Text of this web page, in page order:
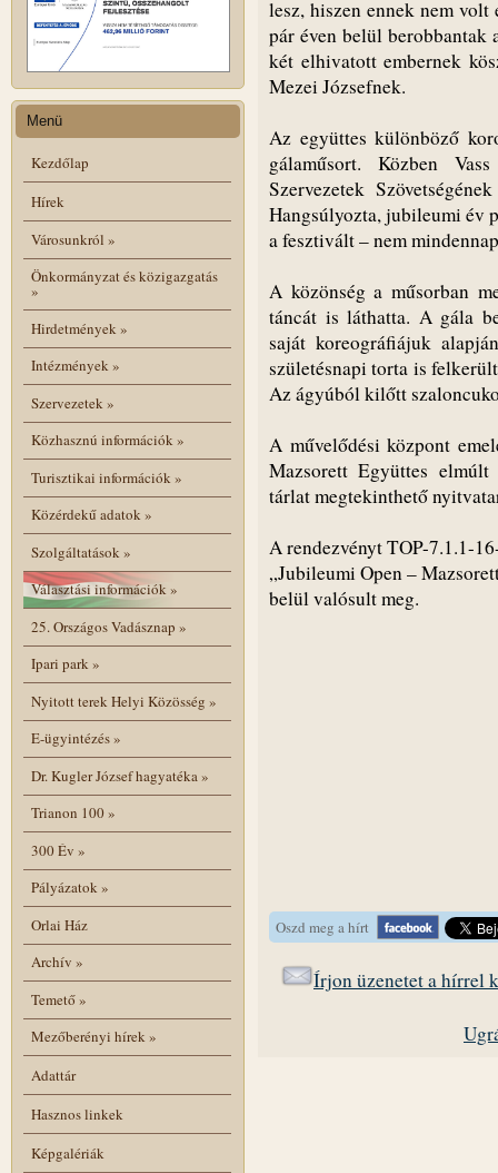
Menü
Kezdőlap
Hírek
Városunkról »
Önkormányzat és közigazgatás
»
Hirdetmények»
Intézmények»
Szervezetek»
Közhasznú információk»
Turisztikai információk»
Közérdekű adatok»
Szolgáltatások»
Választási információk»
25. Országos Vadásznap »
Ipari park»
Nyitott terek Helyi Közösség »
E-ügyintézés»
Dr. Kugler József hagyatéka»
Trianon 100»
300 Év »
Pályázatok»
Orlai Ház
Archív »
Temető»
Mezőberényi hírek»
Adattár
Hasznos linkek
Képgalériák
lesz, hiszen ennek nem volt
pár éven belül berobbantak
két elhivatott embernek
Mezei Józsefnek.
Az együttes különböző
gálaműsort. Közben
Szervezetek
Hangsúlyozta, jubileumi év
a fesztivált – nem
A közönség a műsorban
táncát is láthatta. A gála
saját koreográfiájuk
születésnapi torta is
Az ágyúból kilőtt
A művelődési központ
Mazsorett Együttes
tárlat megtekinthető
A rendezvényt TOP-7.1.1-
„Jubileumi Open –
belül valósult meg.
Oszd meg a hírt
Írjon üzenetet a hírrel